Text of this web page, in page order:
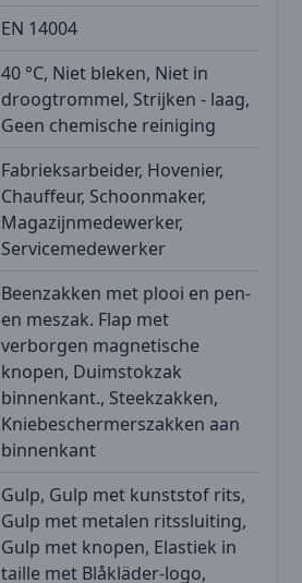
EN 14004
40 °C, Niet bleken, Niet in
droogtrommel, Strijken - laag,
Geen chemische reiniging
Fabrieksarbeider, Hovenier,
Chauffeur, Schoonmaker,
Magazijnmedewerker,
Servicemedewerker
Beenzakken met plooi en pen-
en meszak. Flap met
verborgen magnetische
knopen, Duimstokzak
binnenkant., Steekzakken,
Kniebeschermerszakken aan
binnenkant
Gulp, Gulp met kunststof rits,
Gulp met metalen ritssluiting,
Gulp met knopen, Elastiek in
taille met Blåkläder-logo,